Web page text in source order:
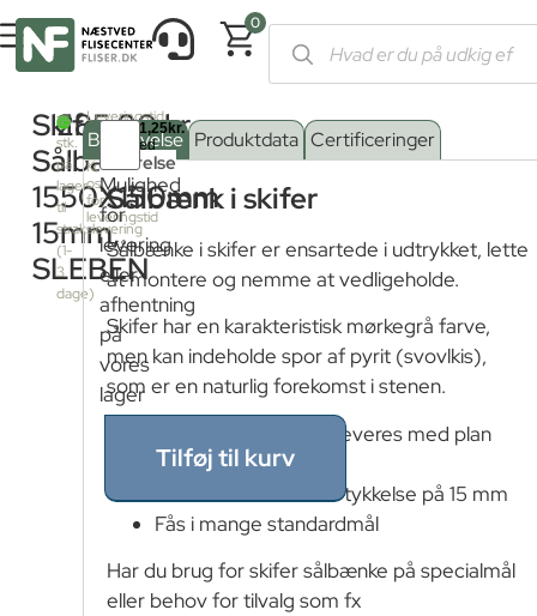
0
Forside/Shop/Skifer sålbænke
Skifer
Sålbænk
1550X150mm
15mm,
SLEBEN
285,00kr.
115
stk.
på
lager
til
strakslevering
(1-
3
dage)
Leveringstid
fra
fjernlager:
Kontakt
os
for
leveringstid
Størrelse
13 x 121 cm
13 x 155 cm
13 x 200 cm
15 x 121 cm
15 x 133 cm
15 x 155 cm
15 x 180 cm
Mulighed
for
levering
eller
afhentning
på
vores
lager
Tilføj til kurv
Beskrivelse Produktdata Certificeringer
Sålbænk i skifer
Sålbænke i skifer er ensartede i udtrykket, lette
at montere og nemme at vedligeholde.
Skifer har en karakteristisk mørkegrå farve,
men kan indeholde spor af pyrit (svovlkis),
som er en naturlig forekomst i stenen.
Alle skifer sålbænke leveres med plan
sleben overflade
Alle sålbænke har en tykkelse på 15 mm
Fås i mange standardmål
Har du brug for skifer sålbænke på specialmål
eller behov for tilvalg som fx